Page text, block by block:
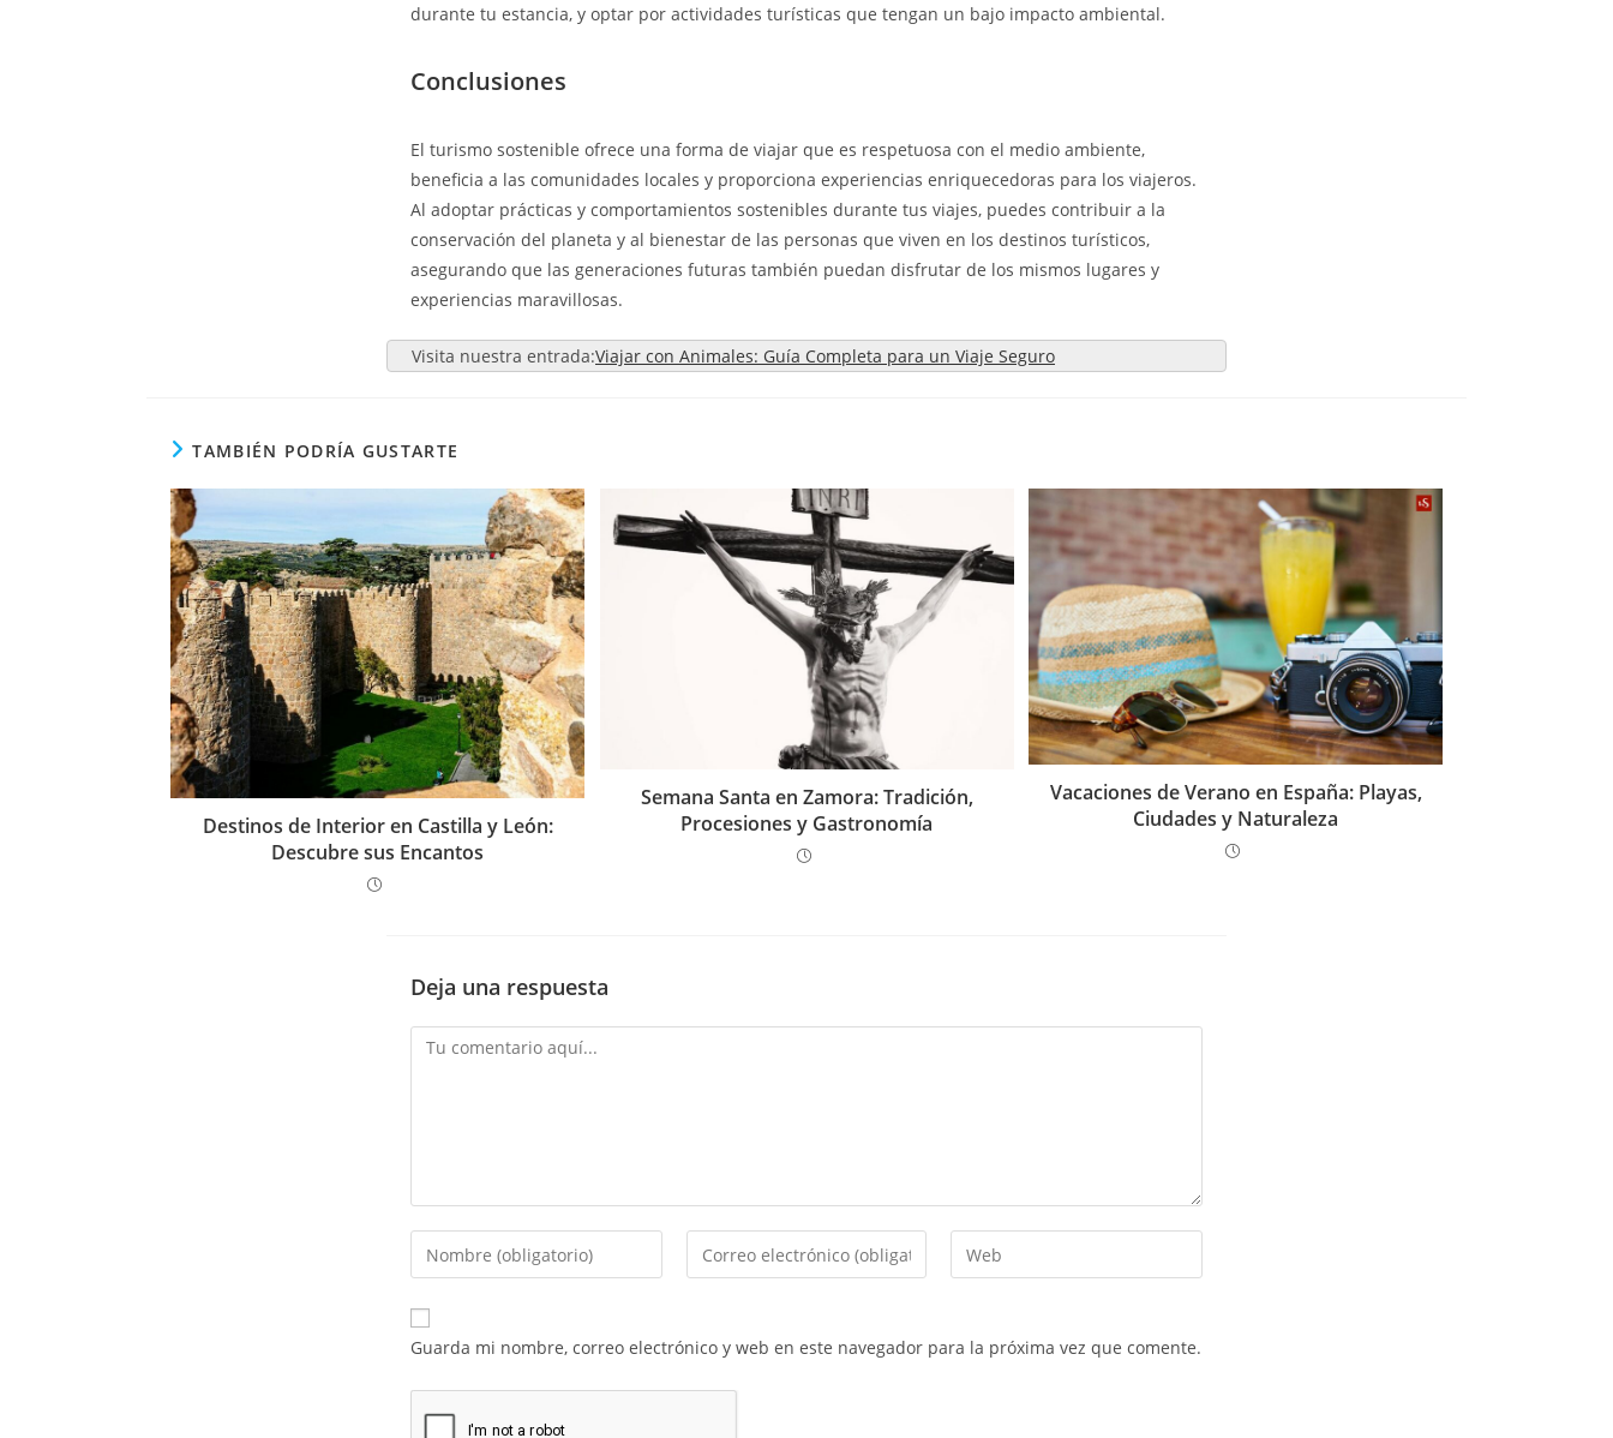
durante tu estancia, y optar por actividades turísticas que tengan un bajo impacto ambiental.
Conclusiones
El turismo sostenible ofrece una forma de viajar que es respetuosa con el medio ambiente,
beneficia a las comunidades locales y proporciona experiencias enriquecedoras para los viajeros.
Al adoptar prácticas y comportamientos sostenibles durante tus viajes, puedes contribuir a la
conservación del planeta y al bienestar de las personas que viven en los destinos turísticos,
asegurando que las generaciones futuras también puedan disfrutar de los mismos lugares y
experiencias maravillosas.
Visita nuestra entrada:Viajar con Animales: Guía Completa para un Viaje Seguro
TAMBIÉN PODRÍA GUSTARTE
Destinos de Interior en Castilla y León:
Descubre sus Encantos
Semana Santa en Zamora: Tradición,
Procesiones y Gastronomía
Vacaciones de Verano en España: Playas,
Ciudades y Naturaleza
Deja una respuesta
Guarda mi nombre, correo electrónico y web en este navegador para la próxima vez que comente.